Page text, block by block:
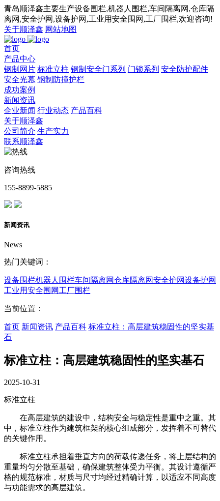
青岛顺泽鑫主要生产设备围栏,机器人围栏,车间隔离网,仓库隔
离网,安全护网,设备护网,工业用安全围网,工厂围栏,欢迎咨询!
关于顺泽鑫 网站地图
首页
产品中心
钢制网片 标准立柱 钢制安全门系列 门锁系列 安全防护配件
安全光幕 钢制防撞护栏
成功案例
新闻资讯
企业新闻 行业动态 产品百科
关于顺泽鑫
公司简介 生产实力
联系顺泽鑫
咨询热线
155-8899-5885
新闻资讯
News
热门关键词：
设备围栏机器人围栏车间隔离网仓库隔离网安全护网设备护网
工业用安全围网 工厂围栏
当前位置：
首页 新闻资讯 产品百科 标准立柱：高层建筑稳固性的坚实基
石
标准立柱：高层建筑稳固性的坚实基石
2025-10-31
标准立柱
在高层建筑的建设中，结构安全与稳定性是重中之重。其
中，标准立柱作为建筑框架的核心组成部分，发挥着不可替代
的关键作用。
标准立柱承担着垂直方向的荷载传递任务，将上层结构的
重量均匀分散至基础，确保建筑整体受力平衡。其设计遵循严
格的规范标准，材质与尺寸均经过精确计算，以适应不同高度
与功能需求的高层建筑。